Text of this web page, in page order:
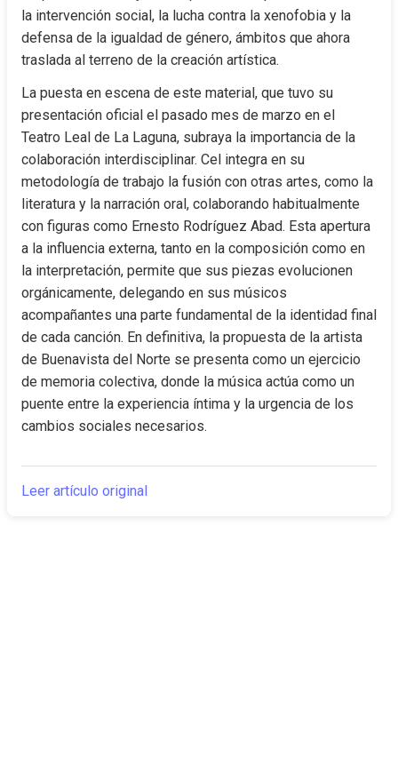
la intervención social, la lucha contra la xenofobia y la
defensa de la igualdad de género, ámbitos que ahora
traslada al terreno de la creación artística.
La puesta en escena de este material, que tuvo su
presentación oficial el pasado mes de marzo en el
Teatro Leal de La Laguna, subraya la importancia de la
colaboración interdisciplinar. Cel integra en su
metodología de trabajo la fusión con otras artes, como la
literatura y la narración oral, colaborando habitualmente
con figuras como Ernesto Rodríguez Abad. Esta apertura
a la influencia externa, tanto en la composición como en
la interpretación, permite que sus piezas evolucionen
orgánicamente, delegando en sus músicos
acompañantes una parte fundamental de la identidad final
de cada canción. En definitiva, la propuesta de la artista
de Buenavista del Norte se presenta como un ejercicio
de memoria colectiva, donde la música actúa como un
puente entre la experiencia íntima y la urgencia de los
cambios sociales necesarios.
Leer artículo original